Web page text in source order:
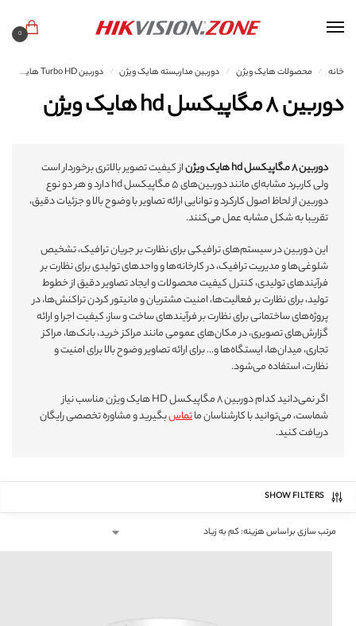
0
خانه / محصولات هایک ویژن / دوربین مداربسته هایک ویژن / دوربین Turbo HD هایک ویژن
دوربین ۸ مگاپیکسل hd هایک ویژن
دوربین ۸ مگاپیکسل hd هایک ویژن
از کیفیت تصویر بالاتری برخوردار است
ولی کاربرد مشابه‌ای مانند دوربین‌های ۵ مگاپیکسل hd دارد و هر دو نوع
دوربین از لحاظ اصول کارکرد و توانایی ارائه تصاویر با وضوح بالا و جزئیات دقیق،
تقریبا به شکل مشابه عمل می‌کنند.
این دوربین در سیستم‌های ترافیکی برای نظارت بر جریان ترافیک، تشخیص
شلوغی‌ها و مدیریت ترافیک، در کارخانه‌ها و واحدهای تولیدی برای نظارت بر
فرآیندهای تولیدی، کنترل کیفیت محصولات و ایجاد تصاویر دقیق از خطوط
تولید، برای نظارت بر فعالیت‌ها، امنیت مشتریان و مانیتور کردن تراکنش‌ها، در
پروژه‌های ساختمانی برای نظارت بر فرآیندهای ساخت و ساز، کیفیت اجرا و ارائه
گزارش‌های تصویری، در مکان‌های عمومی مانند مراکز خرید، بانک‌ها، مراکز
تجاری، میدان‌ها، ایستگاه‌ها و… برای ارائه تصاویر وضوح بالا برای امنیت و
نظارت، استفاده می‌شود.
اگر نمی‌دانید کدام دوربین ۸ مگاپیکسل HD هایک ویژن مناسب نیاز
شماست، می‌توانید با کارشناسان ماتماسبگیرید و مشاوره تخصصی رایگان
دریافت کنید.
SHOW FILTERS